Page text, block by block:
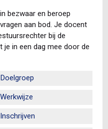
bezwaar en beroep
aan bod. Je docent
bij de
in een dag mee door de
Doelgroep
Werkwijze
Inschrijven